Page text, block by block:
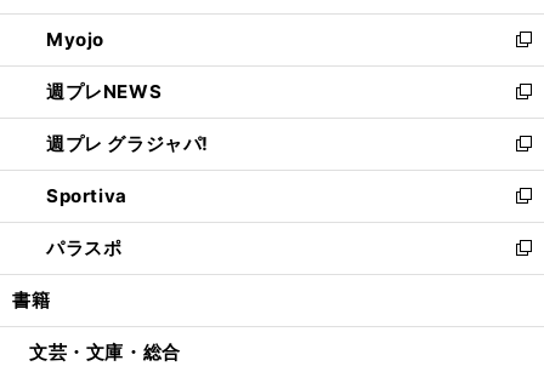
開
く
ウ
で
開
く
ン
ド
ウ
で
開
く
ウ
ィ
ン
ド
ウ
で
開
く
Myojo
新
し
い
ウ
ィ
ン
ド
ウ
で
開
週プレNEWS
新
し
い
ウ
ィ
ン
ド
ウ
開
週プレ グラジャパ!
新
し
い
ウ
ィ
ン
ウ
Sportiva
新
し
い
ウ
ン
パラスポ
新
し
ウ
書籍
文芸・文庫・総合